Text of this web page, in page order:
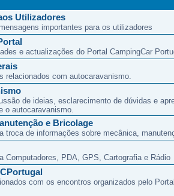
Utilizadores
importantes para os utilizadores
e actualizações do Portal CampingCar
relacionados com autocaravanismo.
de ideias, esclarecimento de dúvidas e
o autocaravanismo.
e Bricolage
troca de informações sobre mecânica,
Computadores, PDA, GPS, Cartografia e Rádio
com os encontros organizados pelo